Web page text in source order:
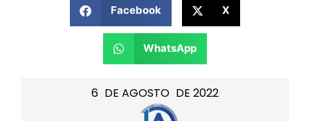
6 DE AGOSTO DE 2022
Facebook X
WhatsApp